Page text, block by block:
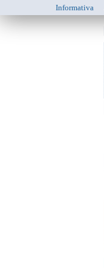
Informativa